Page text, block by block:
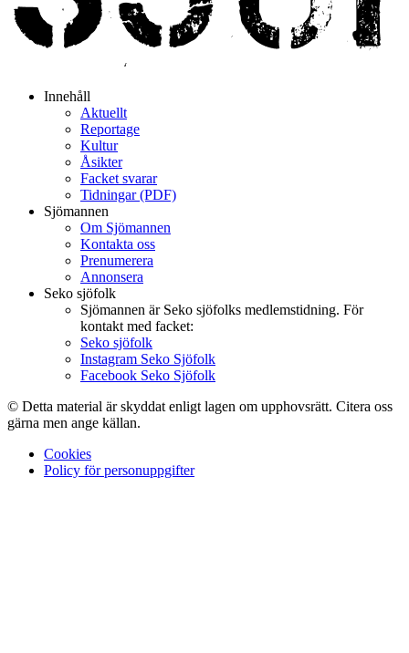
Innehåll
Aktuellt
Reportage
Kultur
Åsikter
Facket svarar
Tidningar (PDF)
Sjömannen
Om Sjömannen
Kontakta oss
Prenumerera
Annonsera
Seko sjöfolk
Sjömannen är Seko sjöfolks medlemstidning. För
kontakt med facket:
Seko sjöfolk
Instagram Seko Sjöfolk
Facebook Seko Sjöfolk
© Detta material är skyddat enligt lagen om upphovsrätt. Citera oss
gärna men ange källan.
Cookies
Policy för personuppgifter